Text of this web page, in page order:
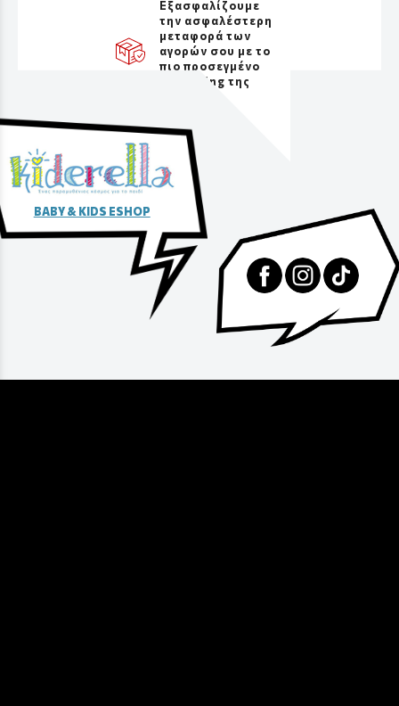
Εξασφαλίζουμε
την ασφαλέστερη
μεταφορά των
αγορών σου με το
πιο προσεγμένο
packaging της
BABY & KIDS ESHOP